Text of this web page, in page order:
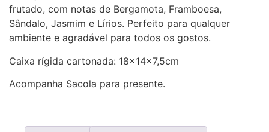
frutado, com notas de Bergamota, Framboesa,
Sândalo, Jasmim e Lírios. Perfeito para qualquer
ambiente e agradável para todos os gostos.
Caixa rígida cartonada: 18x14x7,5cm
Acompanha Sacola para presente.